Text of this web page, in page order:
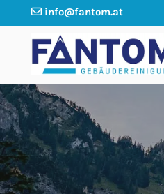
 info@fantom.at